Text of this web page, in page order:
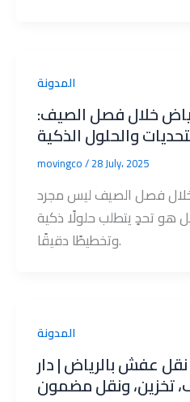
المدونة
خلال فصل الصيف:
والحلول الذكية
movingco/28 July، 2025
خلال فصل الصيف ليس مجرد
هو تحدٍ يتطلب حلولًا ذكية
وتخطيطًا دقيقًا.
المدونة
عفش بالرياض | دار
تخزين، ونقل مضمون